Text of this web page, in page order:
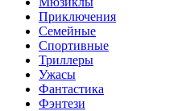
Приключения
Семейные
Спортивные
Триллеры
Ужасы
Фантастика
Фэнтези